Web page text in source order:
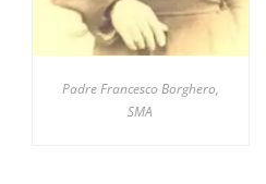
Padre Francesco Borghero,
SMA